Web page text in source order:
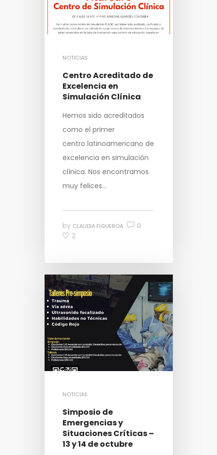
NOTICIAS
Centro Acreditado de
Excelencia en
Simulación Clínica
Hemos sido acreditados
como el primer
centro latinoamericano de
excelencia en simulación
clínica. Nos encontramos
muy felices…
by CLAUDIA FIGUEROA
0
2
NOTICIAS
Simposio de
Emergencias y
Situaciones Críticas –
13 y 14 de octubre